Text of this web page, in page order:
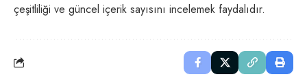
çeşitliliği ve güncel içerik sayısını incelemek faydalıdır.